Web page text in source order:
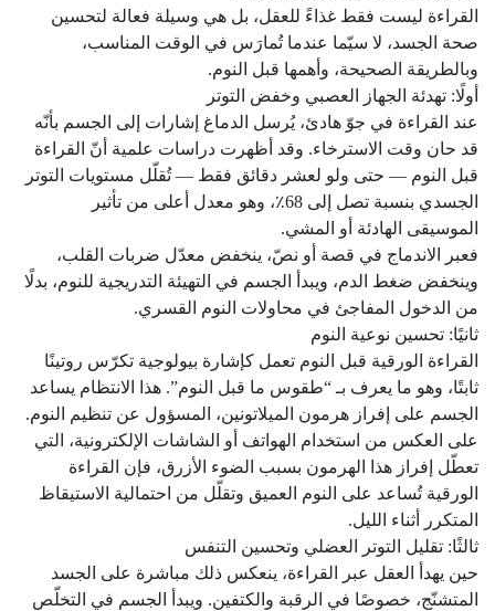
القراءة ليست فقط غذاءً للعقل، بل هي وسيلة فعالة لتحسين
صحة الجسد، لا سيّما عندما تُمارَس في الوقت المناسب،
وبالطريقة الصحيحة، وأهمها قبل النوم.
أولًا: تهدئة الجهاز العصبي وخفض التوتر
عند القراءة في جوّ هادئ، يُرسل الدماغ إشارات إلى الجسم بأنّه
قد حان وقت الاسترخاء. وقد أظهرت دراسات علمية أنّ القراءة
قبل النوم — حتى ولو لعشر دقائق فقط — تُقلّل مستويات التوتر
الجسدي بنسبة تصل إلى 68٪، وهو معدل أعلى من تأثير
الموسيقى الهادئة أو المشي.
فعبر الاندماج في قصة أو نصّ، ينخفض معدّل ضربات القلب،
وينخفض ضغط الدم، ويبدأ الجسم في التهيئة التدريجية للنوم، بدلًا
من الدخول المفاجئ في محاولات النوم القسري.
ثانيًا: تحسين نوعية النوم
القراءة الورقية قبل النوم تعمل كإشارة بيولوجية تكرّس روتينًا
ثابتًا، وهو ما يعرف بـ “طقوس ما قبل النوم”. هذا الانتظام يساعد
الجسم على إفراز هرمون الميلاتونين، المسؤول عن تنظيم النوم.
على العكس من استخدام الهواتف أو الشاشات الإلكترونية، التي
تعطّل إفراز هذا الهرمون بسبب الضوء الأزرق، فإن القراءة
الورقية تُساعد على النوم العميق وتقلّل من احتمالية الاستيقاظ
المتكرر أثناء الليل.
ثالثًا: تقليل التوتر العضلي وتحسين التنفس
حين يهدأ العقل عبر القراءة، ينعكس ذلك مباشرة على الجسد
المتشنّج، خصوصًا في الرقبة والكتفين. ويبدأ الجسم في التخلّص